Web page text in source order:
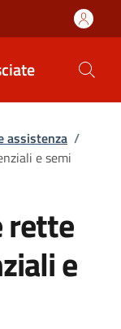
assistenza /
e semi
rette
e